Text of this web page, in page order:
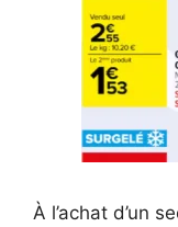
À l’achat d’un